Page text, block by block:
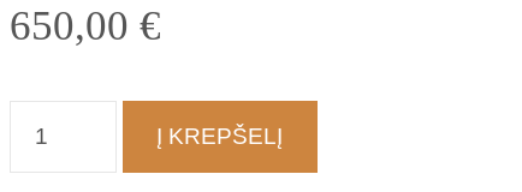
650,00€
kiekis:
Žiedas
Į KREPŠELĮ